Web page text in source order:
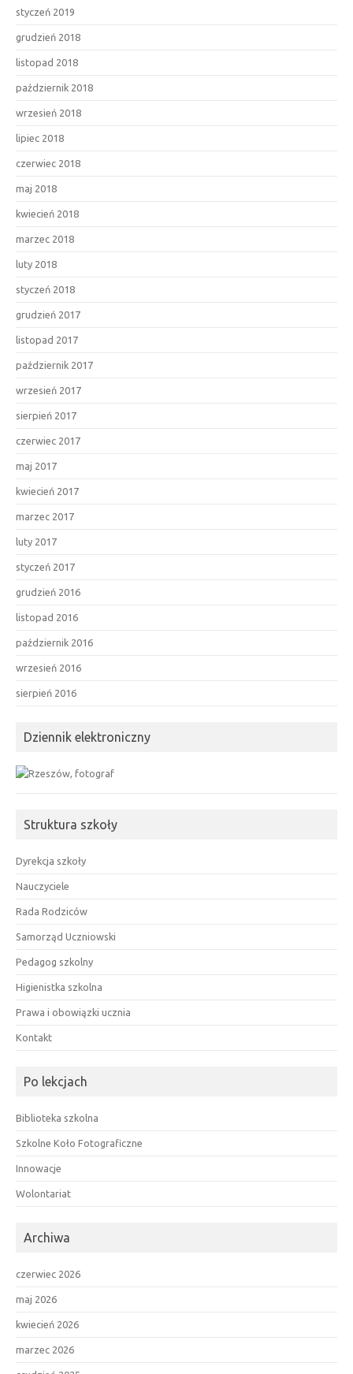
styczeń 2019
grudzień 2018
listopad 2018
październik 2018
wrzesień 2018
lipiec 2018
czerwiec 2018
maj 2018
kwiecień 2018
marzec 2018
luty 2018
styczeń 2018
grudzień 2017
listopad 2017
październik 2017
wrzesień 2017
sierpień 2017
czerwiec 2017
maj 2017
kwiecień 2017
marzec 2017
luty 2017
styczeń 2017
grudzień 2016
listopad 2016
październik 2016
wrzesień 2016
sierpień 2016
Dziennik elektroniczny
Struktura szkoły
Dyrekcja szkoły
Nauczyciele
Rada Rodziców
Samorząd Uczniowski
Pedagog szkolny
Higienistka szkolna
Prawa i obowiązki ucznia
Kontakt
Po lekcjach
Biblioteka szkolna
Szkolne Koło Fotograficzne
Innowacje
Wolontariat
Archiwa
czerwiec 2026
maj 2026
kwiecień 2026
marzec 2026